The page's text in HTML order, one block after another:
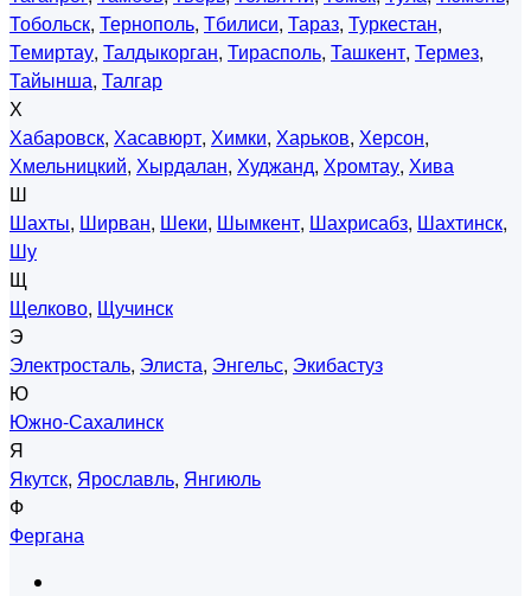
Тобольск, Тернополь, Тбилиси, Тараз, Туркестан,
Темиртау, Талдыкорган, Тирасполь, Ташкент, Термез,
Тайынша, Талгар
Х
Хабаровск, Хасавюрт, Химки, Харьков, Херсон,
Хмельницкий, Хырдалан, Худжанд, Хромтау, Хива
Ш
Шахты, Ширван, Шеки, Шымкент, Шахрисабз, Шахтинск,
Шу
Щ
Щелково, Щучинск
Э
Электросталь, Элиста, Энгельс, Экибастуз
Ю
Южно-Сахалинск
Я
Якутск, Ярославль, Янгиюль
Ф
Фергана